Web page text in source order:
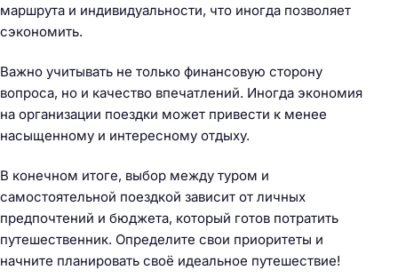
маршрута и индивидуальности, что иногда позволяет
сэкономить.
Важно учитывать не только финансовую сторону
вопроса, но и качество впечатлений. Иногда экономия
на организации поездки может привести к менее
насыщенному и интересному отдыху.
В конечном итоге, выбор между туром и
самостоятельной поездкой зависит от личных
предпочтений и бюджета, который готов потратить
путешественник. Определите свои приоритеты и
начните планировать своё идеальное путешествие!